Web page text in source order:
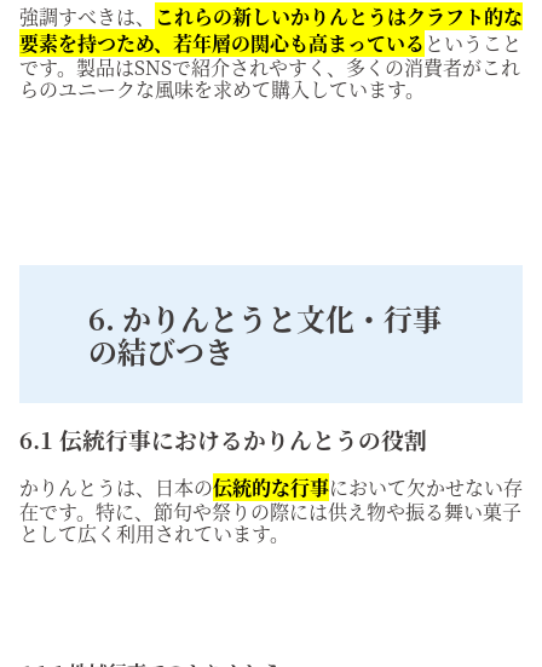
強調すべきは、
これらの新しいかりんとうはクラフト的な
要素を持つため、若年層の関心も高まっている ということ
です。製品はSNSで紹介されやすく、多くの消費者がこれ
らのユニークな風味を求めて購入しています。
6. かりんとうと文化・行事
の結びつき
6.1 伝統行事におけるかりんとうの役割
かりんとうは、日本の伝統的な行事において欠かせない存
在です。特に、節句や祭りの際には供え物や振る舞い菓子
として広く利用されています。